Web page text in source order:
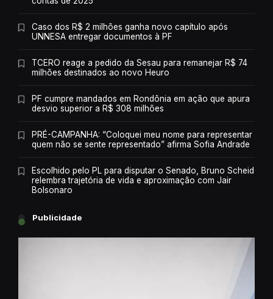
Caso dos R$ 2 milhões ganha novo capítulo após
UNNESA entregar documentos à PF
TCERO reage a pedido da Sesau para remanejar R$ 74
milhões destinados ao novo Heuro
PF cumpre mandados em Rondônia em ação que apura
desvio superior a R$ 308 milhões
PRÉ-CAMPANHA: “Coloquei meu nome para representar
quem não se sente representado” afirma Sofia Andrade
Escolhido pelo PL para disputar o Senado, Bruno Scheid
relembra trajetória de vida e aproximação com Jair
Bolsonaro
Publicidade